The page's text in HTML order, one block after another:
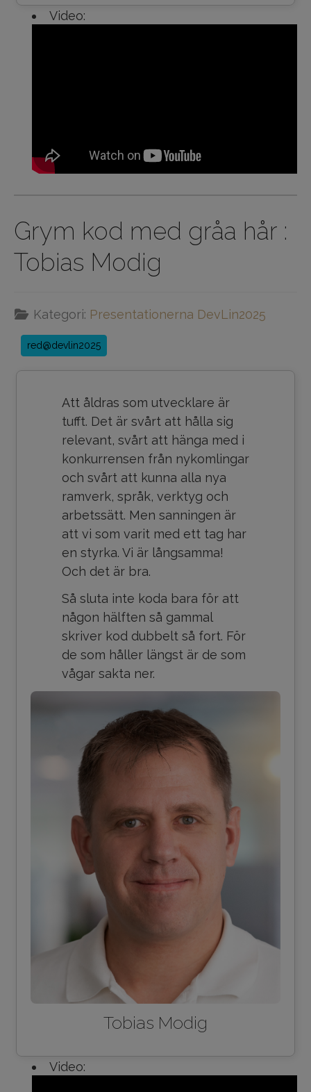
Video:
Grym kod med gråa hår :
Tobias Modig
Kategori: Presentationerna DevLin2025
red@devlin2025
Att åldras som utvecklare är
tufft. Det är svårt att hålla sig
relevant, svårt att hänga med i
konkurrensen från nykomlingar
och svårt att kunna alla nya
ramverk, språk, verktyg och
arbetssätt. Men sanningen är
att vi som varit med ett tag har
en styrka. Vi är långsamma!
Och det är bra.
Så sluta inte koda bara för att
någon hälften så gammal
skriver kod dubbelt så fort. För
de som håller längst är de som
vågar sakta ner.
Tobias Modig
Video: